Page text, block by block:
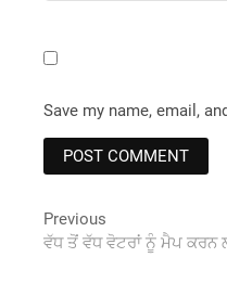
Save my name, email,
Post
navigation
Previous
post:
ਵੱਧ ਤੋਂ ਵੱਧ ਵੋਟਰਾਂ ਨੂੰ ਮੈਪ ਕਰਨ